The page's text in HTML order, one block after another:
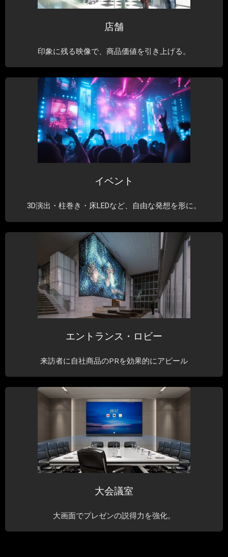
店舗
印象に残る映像で、商品価値を引き上げる。
イベント
3D演出・柱巻き・床LEDなど、自由な発想を形に。
エントランス・ロビー
来訪者に自社商品のPRを効果的にアピール
大会議室
大画面でプレゼンの説得力を強化。